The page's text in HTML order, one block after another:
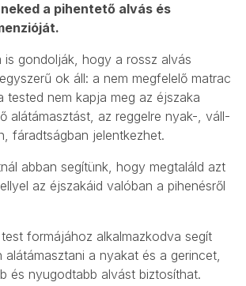
a pihentető alvás és
is gondolják, hogy a rossz alvás
ok áll: a nem megfelelő matrac
tested nem kapja meg az éjszaka
alátámasztást, az reggelre nyak-, váll-
fáradtságban jelentkezhet.
abban segítünk, hogy megtaláld azt
az éjszakáid valóban a pihenésről
formájához alkalmazkodva segít
alátámasztani a nyakat és a gerincet,
és nyugodtabb alvást biztosíthat.